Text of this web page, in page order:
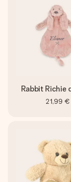
Rabbit Richie
21,99 €